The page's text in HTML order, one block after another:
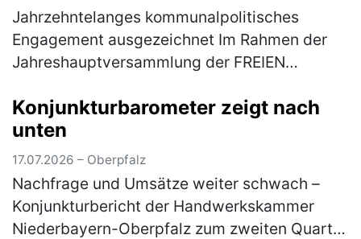
Jahrzehntelanges kommunalpolitisches
Engagement ausgezeichnet Im Rahmen der
Jahreshauptversammlung der FREIEN
Goldenen Ehrennadel der FREIEN WÄHLER
Bayern aus…
Konjunkturbarometer zeigt nach
unten
17.07.2026 – Oberpfalz
Nachfrage und Umsätze weiter schwach –
Konjunkturbericht der Handwerkskammer
Niederbayern-Oberpfalz zum zweiten Quartal